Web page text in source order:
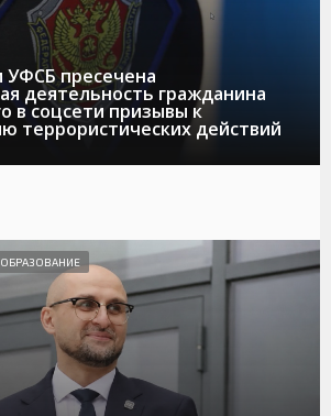
УФСБ пресечена
деятельность гражданина
в соцсети призывы к
террористических действий
ОБРАЗОВАНИЕ